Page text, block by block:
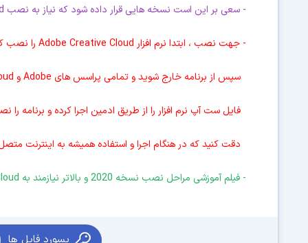
- سعی بر این است نسخه هایی قرار داده شود که نیاز به نصب
- جهت نصب ، ابتدا نرم افزار Adobe Creative Cloud را نصب
سپس از برنامه خارج شوید و تمامی پراسس های Adobe و Creative Cloud را در تسک منیجر ببندید.
فایل ست آپ نرم افزار را از طریق ادمین اجرا کرده و برنامه را
دقت کنید که در هنگام اجرا و استفاده همیشه به اینترنت
- فیلم آموزشی مراحل نصب نسخه 2020 و بالاتر نیازمند به